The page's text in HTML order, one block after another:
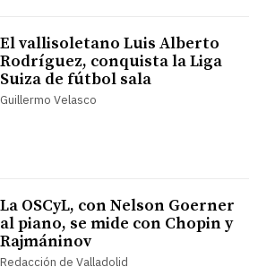
El vallisoletano Luis Alberto
Rodríguez, conquista la Liga
Suiza de fútbol sala
Guillermo Velasco
La OSCyL, con Nelson Goerner
al piano, se mide con Chopin y
Rajmáninov
Redacción de Valladolid